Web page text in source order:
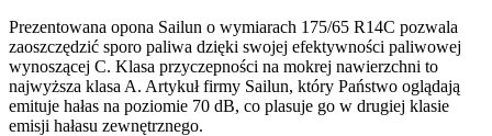
Prezentowana opona Sailun o wymiarach 175/65 R14C pozwala
zaoszczędzić sporo paliwa dzięki swojej efektywności paliwowej
wynoszącej C. Klasa przyczepności na mokrej nawierzchni to
najwyższa klasa A. Artykuł firmy Sailun, który Państwo oglądają
emituje hałas na poziomie 70 dB, co plasuje go w drugiej klasie
emisji hałasu zewnętrznego.